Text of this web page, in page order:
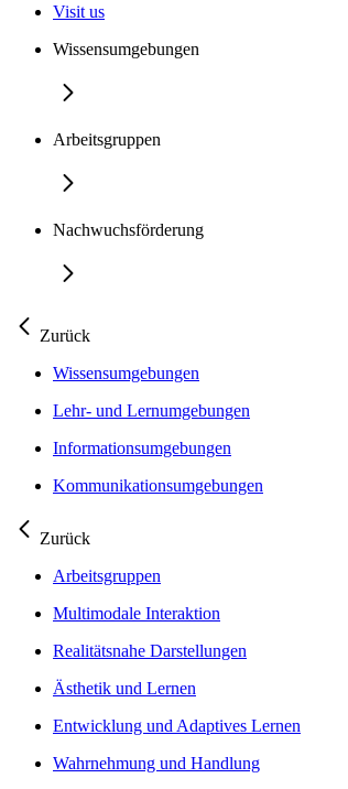
Visit us
Wissensumgebungen
Arbeitsgruppen
Nachwuchsförderung
Zurück
Wissensumgebungen
Lehr- und Lernumgebungen
Informationsumgebungen
Kommunikationsumgebungen
Zurück
Arbeitsgruppen
Multimodale Interaktion
Realitätsnahe Darstellungen
Ästhetik und Lernen
Entwicklung und Adaptives Lernen
Wahrnehmung und Handlung